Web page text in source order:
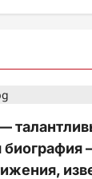
биография